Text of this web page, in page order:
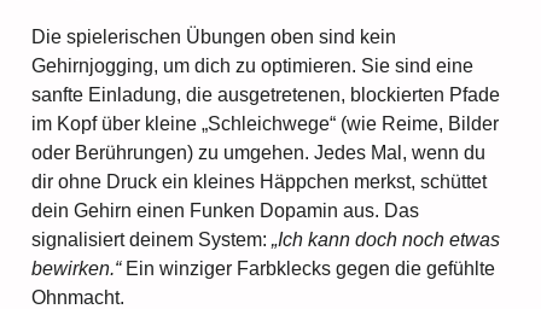
Die spielerischen Übungen oben sind kein
Gehirnjogging, um dich zu optimieren. Sie sind eine
sanfte Einladung, die ausgetretenen, blockierten Pfade
im Kopf über kleine „Schleichwege“ (wie Reime, Bilder
oder Berührungen) zu umgehen. Jedes Mal, wenn du
dir ohne Druck ein kleines Häppchen merkst, schüttet
dein Gehirn einen Funken Dopamin aus. Das
signalisiert deinem System: „Ich kann doch noch etwas
bewirken.“Ein winziger Farbklecks gegen die gefühlte
Ohnmacht.